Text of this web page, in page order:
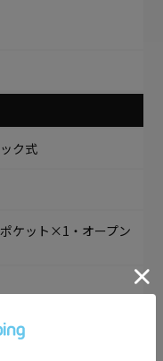
ク式
ケット×1・オープン